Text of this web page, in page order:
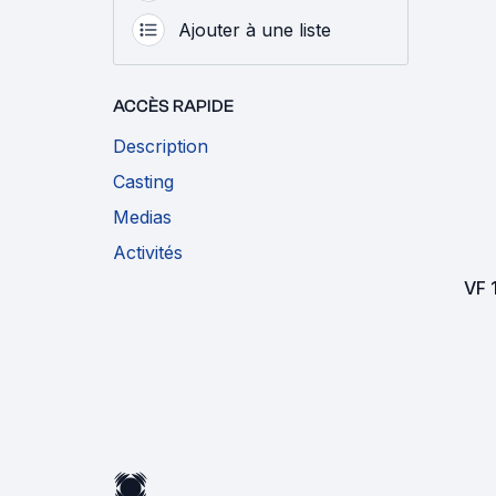
Ajouter à une liste
ACCÈS RAPIDE
Description
Casting
Medias
Activités
VF